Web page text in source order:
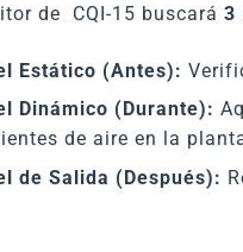
de CQI-15 buscará 3
Estático (Antes):
Dinámico (Durante):
de aire en la
de Salida (Después):